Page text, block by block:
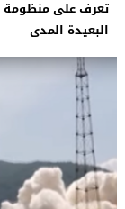
تعرف على منظومة
البعيدة المدى